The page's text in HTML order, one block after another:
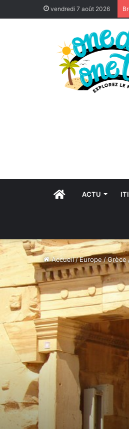
vendredi 7 août 2026
ACCUEIL
ACTU
Accueil/Europe/Grèce